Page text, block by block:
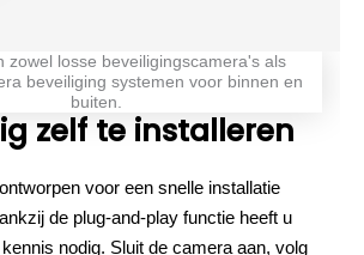
zelf te installeren
voor een snelle installatie
de plug-and-play functie heeft u
nodig. Sluit de camera aan, volg